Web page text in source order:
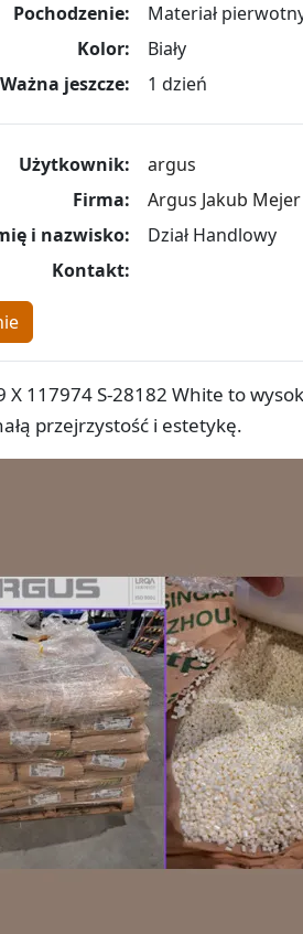
Pochodzenie:
Materiał
Kolor:
Biały
Ważna jeszcze:
1 dzień
Użytkownik:
argus
Firma:
Argus Jakub Mejer
i nazwisko:
Dział Handlowy
Kontakt:
X 117974 S-28182 White to
przejrzystość i estetykę.